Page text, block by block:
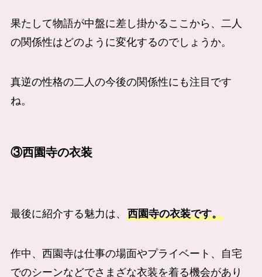
果たして物語が中盤に差し掛かるここから、二人
の関係性はどのように変化するのでしょうか。
真逆の性格の二人の今後の関係性にも注目です
ね。
③西園寺の衣装
最後に紹介する魅力は、 西園寺の衣装です。
作中、西園寺は仕事の場面やプライベート、自宅
でのシーンなどでさまざな衣装を着る機会があり